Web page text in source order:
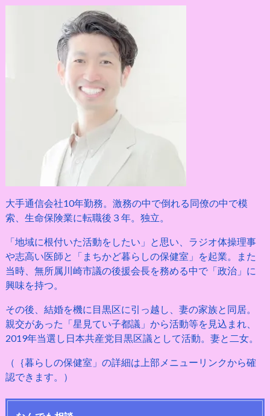
大手通信会社10年勤務。激務の中で倒れる同僚の中で模
索、生命保険業に転職後３年。独立。
「地域に根付いた活動をしたい」と思い、ラジオ体操理事
や志高い医師と「まちかど暮らしの保健室」を起業。また
当時、無所属川崎市議の後援会長を務める中で「政治」に
興味を持つ。
その後、結婚を機に目黒区に引っ越し、妻の家族と同居。
親交があった「星見てい子都議」から活動等を見込まれ、
2019年当選し日本共産党目黒区議として活動。妻と二女。
（｛暮らしの保健室」の詳細は上部メニューリンクから確
認できます。）